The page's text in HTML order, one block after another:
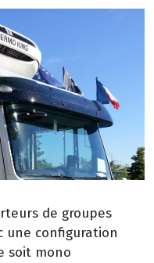
de groupes
une configuration
soit mono